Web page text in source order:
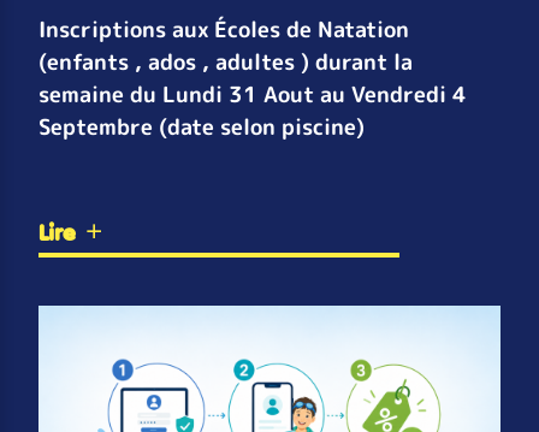
Inscriptions aux Écoles de Natation
(enfants , ados , adultes ) durant la
semaine du Lundi 31 Aout au Vendredi 4
Septembre (date selon piscine)
Lire